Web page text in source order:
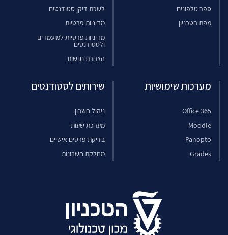
ספר טלפונים
מפת הטכניון
לשכת דיקן סטודנטים
מדיניות פרטיות
מדיניות פרטיות למועמדים
ולסטודנטים
הצהרת נגישות
מערכות שימושיות
Office 365
Moodle
Panopto
Grades
שירותים לסטודנטים
ניהול חשבון
מערכת שעות
בדיקת פרטים אישיים
מחלקת חשבונות